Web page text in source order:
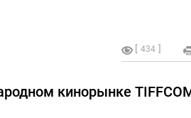
434
кинорынке